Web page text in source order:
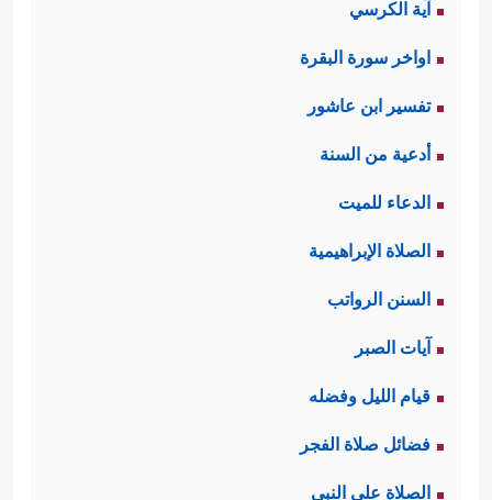
آية الكرسي
اواخر سورة البقرة
تفسير ابن عاشور
أدعية من السنة
الدعاء للميت
الصلاة الإبراهيمية
السنن الرواتب
آيات الصبر
قيام الليل وفضله
فضائل صلاة الفجر
الصلاة على النبي